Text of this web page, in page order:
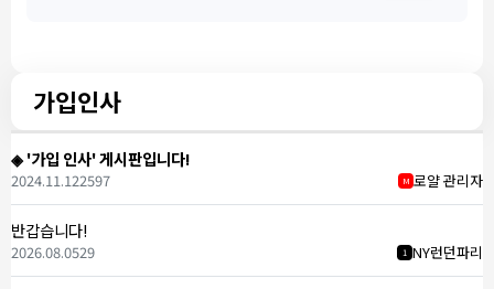
가입인사
◈ '가입 인사' 게시판입니다!
M 로얄 관리자
2024.11.122597
반갑습니다!
1 NY런던파리
2026.08.0529